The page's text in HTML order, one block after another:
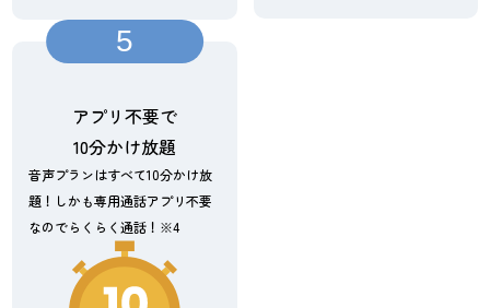
5
アプリ不要で
10分かけ放題
音声プランはすべて10分かけ放
題！しかも専用通話アプリ不要
なのでらくらく通話！※4